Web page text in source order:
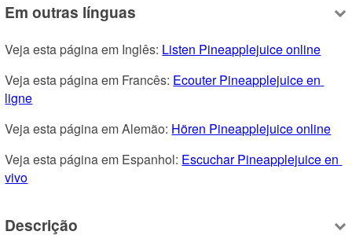
Em outras línguas
Veja esta página em Inglês: Listen Pineapplejuice online
Veja esta página em Francês: Ecouter Pineapplejuice en
ligne
Veja esta página em Alemão: Hören Pineapplejuice online
Veja esta página em Espanhol: Escuchar Pineapplejuice en
vivo
Descrição